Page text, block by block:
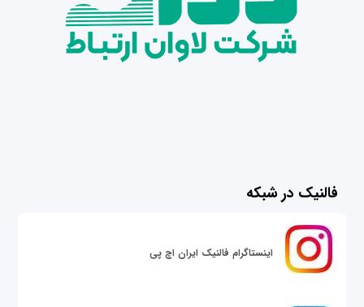
فالنیک در شبکه
اینستاگرام فالنیک ایران اچ پی